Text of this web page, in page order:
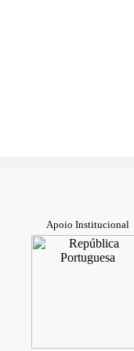
Apoio Institucional